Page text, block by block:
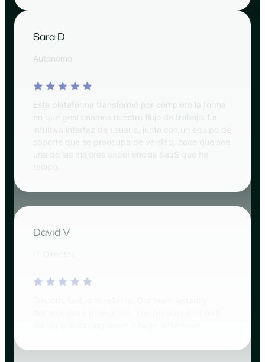
Sara D
Autónomo
Esta plataforma transformó por completo la forma
en que gestionamos nuestro flujo de trabajo. La
intuitiva interfaz de usuario, junto con un equipo de
soporte que se preocupa de verdad, hace que sea
David V